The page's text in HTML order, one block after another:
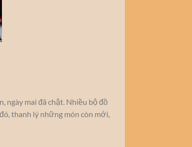
ngày mai đã chật. Nhiều bộ đồ
thanh lý những món còn mới,